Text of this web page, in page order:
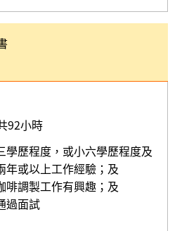
92小時
學歷程度，或小六學歷程度及
年或以上工作經驗；及
啡調製工作有興趣；及
過面試